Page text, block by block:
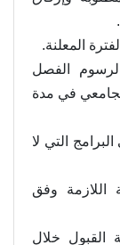
لرسوم الفصل
في مدة
التي لا
اللازمة وفق
القبول خلال